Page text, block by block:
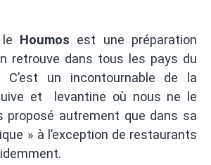
Houmos est une préparation
retrouve dans tous les pays du
C’est un incontournable de la
et levantine où nous ne le
proposé autrement que dans sa
» à l’exception de restaurants